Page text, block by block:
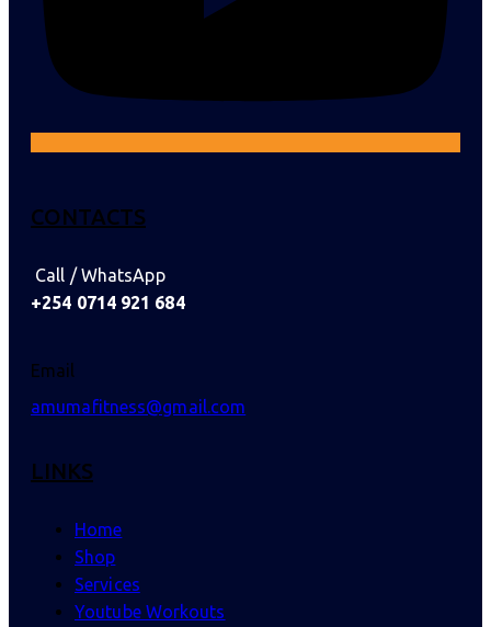
CONTACTS
Call / WhatsApp
+254 0714 921 684
Email
amumafitness@gmail.com
LINKS
Home
Shop
Services
Youtube Workouts